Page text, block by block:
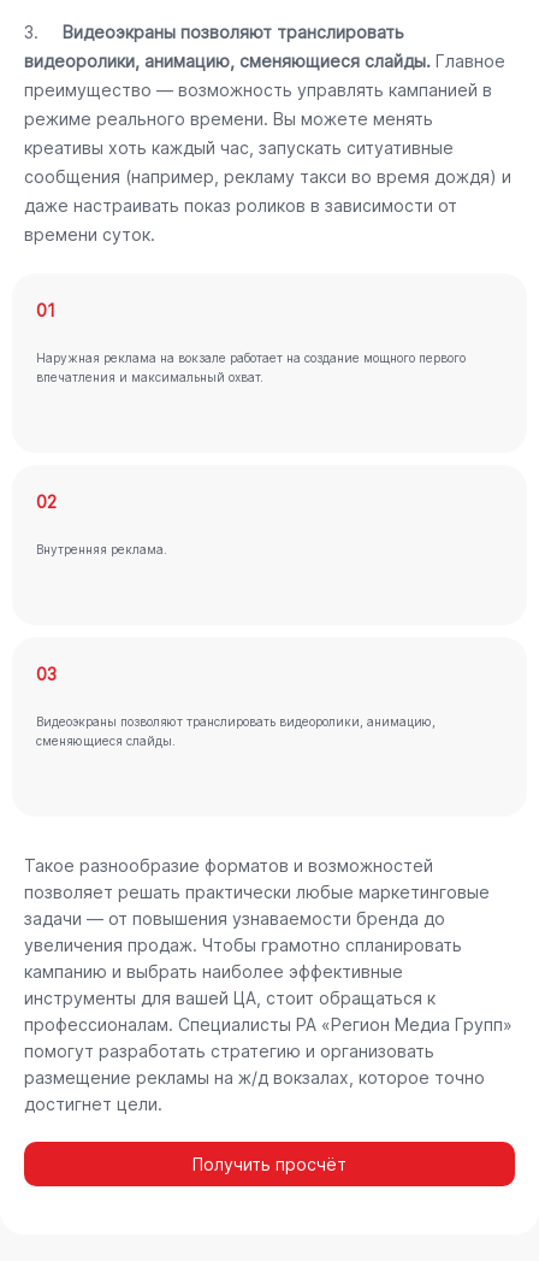
3. Видеоэкраны позволяют транслировать
видеоролики, анимацию, сменяющиеся слайды. Главное
преимущество — возможность управлять кампанией в
режиме реального времени. Вы можете менять
креативы хоть каждый час, запускать ситуативные
сообщения (например, рекламу такси во время дождя) и
даже настраивать показ роликов в зависимости от
времени суток.
01
Наружная реклама на вокзале работает на создание мощного первого
впечатления и максимальный охват.
02
Внутренняя реклама.
03
Видеоэкраны позволяют транслировать видеоролики, анимацию,
сменяющиеся слайды.
Такое разнообразие форматов и возможностей
позволяет решать практически любые маркетинговые
задачи — от повышения узнаваемости бренда до
увеличения продаж. Чтобы грамотно спланировать
кампанию и выбрать наиболее эффективные
инструменты для вашей ЦА, стоит обращаться к
профессионалам. Специалисты РА «Регион Медиа Групп»
помогут разработать стратегию и организовать
размещение рекламы на ж/д вокзалах, которое точно
достигнет цели.
Получить просчёт